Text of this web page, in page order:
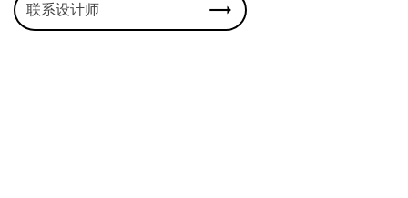
联系设计师